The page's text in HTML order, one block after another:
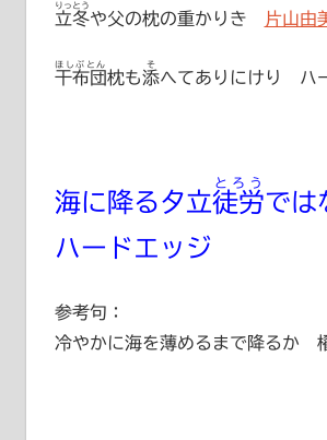
立冬
りっとう
や父の枕の重かりき 片山由
干布団
ほしぶとん
枕も添
そ
へてありにけり ハ
海に降る夕立徒労
とろう
で
ハードエッジ
参考句：
冷やかに海を薄めるまで降るか